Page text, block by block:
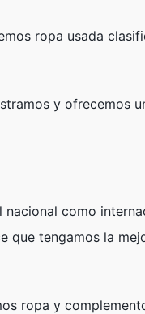
ropa usada
y ofrecemos
como
que tengamos la
ropa y